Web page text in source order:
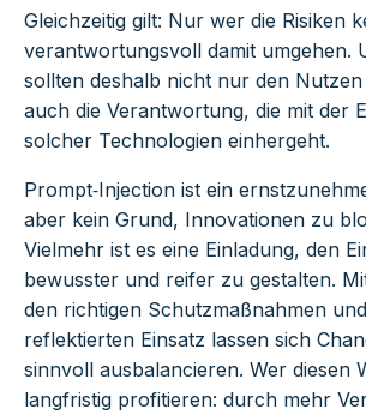
Gleichzeitig gilt: Nur wer die Risiken
verantwortungsvoll damit umgehen.
sollten deshalb nicht nur den
auch die Verantwortung, die mit der
solcher Technologien einhergeht.
Prompt‑Injection ist ein
aber kein Grund, Innovationen zu
Vielmehr ist es eine Einladung, den
bewusster und reifer zu gestalten.
den richtigen Schutzmaßnahmen
reflektierten Einsatz lassen sich
sinnvoll ausbalancieren. Wer diesen
langfristig profitieren: durch mehr